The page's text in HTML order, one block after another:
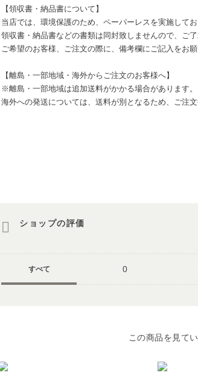
【領収書・納品書について】
当店では、環境保護のため、ペーパーレスを実施してお
領収書・納品書などの書類は同封致しませんので、ご了
ご希望のお客様、ご注文の際に、備考欄にご記入をお願
【離島・一部地域・海外からご注文のお客様へ】
※離島・一部地域は追加送料がかかる場合があります。
海外への発送については、送料が別となるため、ご注文
ショップの評価
すべて 0
この商品を見て